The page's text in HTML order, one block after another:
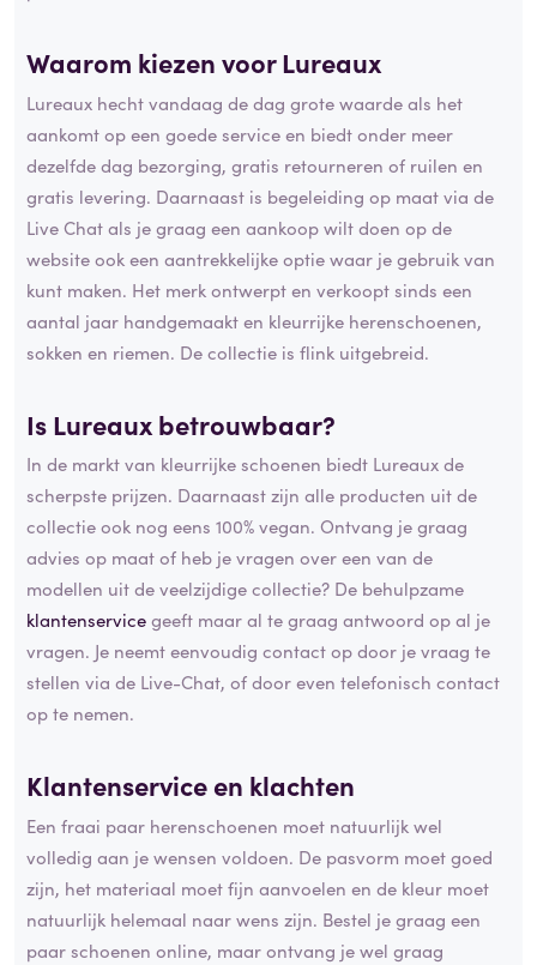
Waarom kiezen voor Lureaux
Lureaux hecht vandaag de dag grote waarde als het
aankomt op een goede service en biedt onder meer
dezelfde dag bezorging, gratis retourneren of ruilen en
gratis levering. Daarnaast is begeleiding op maat via de
Live Chat als je graag een aankoop wilt doen op de
website ook een aantrekkelijke optie waar je gebruik van
kunt maken. Het merk ontwerpt en verkoopt sinds een
aantal jaar handgemaakt en kleurrijke herenschoenen,
sokken en riemen. De collectie is flink uitgebreid.
Is Lureaux betrouwbaar?
In de markt van kleurrijke schoenen biedt Lureaux de
scherpste prijzen. Daarnaast zijn alle producten uit de
collectie ook nog eens 100% vegan. Ontvang je graag
advies op maat of heb je vragen over een van de
modellen uit de veelzijdige collectie? De behulpzame
klantenservicegeeft maar al te graag antwoord op al je
vragen. Je neemt eenvoudig contact op door je vraag te
stellen via de Live-Chat, of door even telefonisch contact
op te nemen.
Klantenservice en klachten
Een fraai paar herenschoenen moet natuurlijk wel
volledig aan je wensen voldoen. De pasvorm moet goed
zijn, het materiaal moet fijn aanvoelen en de kleur moet
natuurlijk helemaal naar wens zijn. Bestel je graag een
paar schoenen online, maar ontvang je wel graag